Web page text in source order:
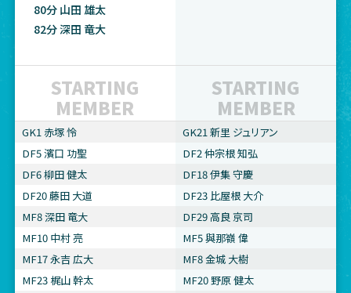
80分 山田 雄太
82分 深田 竜大
STARTING
MEMBER
GK1 赤塚 怜
DF5 濱口 功聖
DF6 柳田 健太
DF20 藤田 大道
MF8 深田 竜大
MF10 中村 亮
MF17 永吉 広大
MF23 梶山 幹太
STARTING
MEMBER
GK21 新里 ジュリアン
DF2 仲宗根 知弘
DF18 伊集 守慶
DF23 比屋根 大介
DF29 高良 京司
MF5 與那嶺 偉
MF8 金城 大樹
MF20 野原 健太